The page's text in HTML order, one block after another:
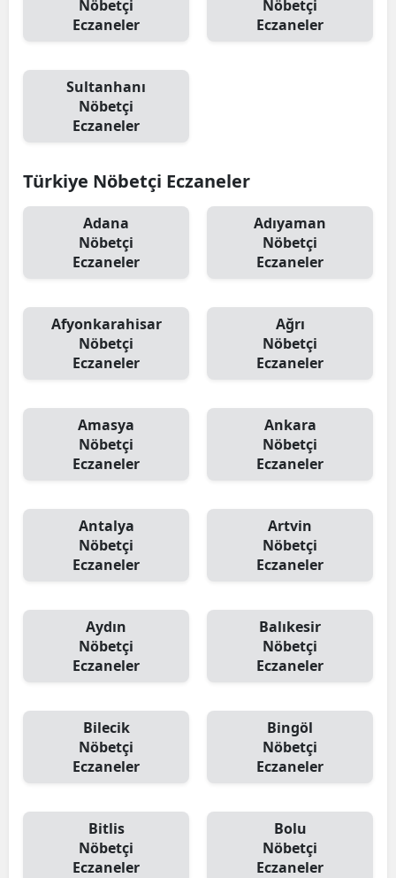
Nöbetçi
Eczaneler
Nöbetçi
Eczaneler
Sultanhanı
Nöbetçi
Eczaneler
Türkiye Nöbetçi Eczaneler
Adana
Nöbetçi
Eczaneler
Adıyaman
Nöbetçi
Eczaneler
Afyonkarahisar
Nöbetçi
Eczaneler
Ağrı
Nöbetçi
Eczaneler
Amasya
Nöbetçi
Eczaneler
Ankara
Nöbetçi
Eczaneler
Antalya
Nöbetçi
Eczaneler
Artvin
Nöbetçi
Eczaneler
Aydın
Nöbetçi
Eczaneler
Balıkesir
Nöbetçi
Eczaneler
Bilecik
Nöbetçi
Eczaneler
Bingöl
Nöbetçi
Eczaneler
Bitlis
Nöbetçi
Eczaneler
Bolu
Nöbetçi
Eczaneler